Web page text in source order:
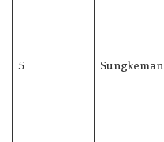
5 Sungkeman